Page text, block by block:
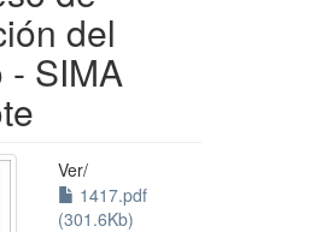
del
- SIMA
Ver/
1417.pdf
(301.6Kb)